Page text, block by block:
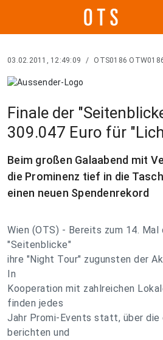
03.02.2011, 12:49:09 / OTS0186
Finale der
309.047 Euro für
Beim großen Galaabend mit
die Prominenz tief in die
einen neuen Spendenrekord
Wien (OTS) - Bereits zum 14. Mal
"Seitenblicke"
ihre "Night Tour" zugunsten der
In
Kooperation mit zahlreichen
finden jedes
Jahr Promi-Events statt, über die
berichten und